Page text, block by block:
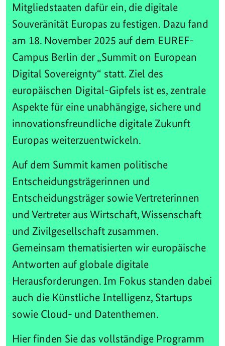
Mitgliedstaaten dafür ein, die digitale
Souveränität Europas zu festigen. Dazu fand
am 18. November 2025 auf dem EUREF-
Campus Berlin der „Summit on European
Digital Sovereignty“ statt. Ziel des
europäischen Digital-Gipfels ist es, zentrale
Aspekte für eine unabhängige, sichere und
innovationsfreundliche digitale Zukunft
Europas weiterzuentwickeln.
Auf dem Summit kamen politische
Entscheidungsträgerinnen und
Entscheidungsträger sowie Vertreterinnen
und Vertreter aus Wirtschaft, Wissenschaft
und Zivilgesellschaft zusammen.
Gemeinsam thematisierten wir europäische
Antworten auf globale digitale
Herausforderungen. Im Fokus standen dabei
auch die Künstliche Intelligenz, Startups
sowie Cloud- und Datenthemen.
Hier finden Sie das vollständige Programm